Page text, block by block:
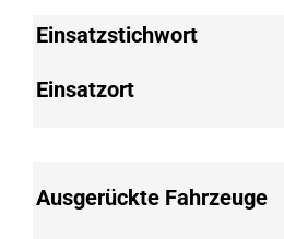
Einsatzstichwort
Einsatzort
Ausgerückte Fahrzeuge